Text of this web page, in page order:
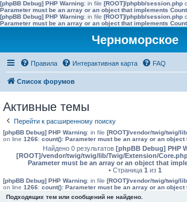
[phpBB Debug] PHP Warning: in file [ROOT]/phpbb/session.php
Parameter must be an array or an object that implements
[phpBB Debug] PHP Warning: in file [ROOT]/phpbb/session.php
Parameter must be an array or an object that implements
Черноморское
Правила Интерактивная карта FAQ
Список форумов
Активные темы
Перейти к расширенному поиску
[phpBB Debug] PHP Warning: in file [ROOT]/vendor/twig/twig/
on line 1266: count(): Parameter must be an array or an
Найдено 0 результатов [phpBB Debug] PHP
[ROOT]/vendor/twig/twig/lib/Twig/Extension/
Parameter must be an array or an object that
• Страница 1 из 1
[phpBB Debug] PHP Warning: in file [ROOT]/vendor/twig/twig/
on line 1266: count(): Parameter must be an array or an
Подходящих тем или сообщений не найдено.